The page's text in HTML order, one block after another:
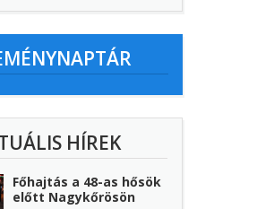
HÍREK
Főhajtás a 48-as hősök
előtt Nagykőrösön